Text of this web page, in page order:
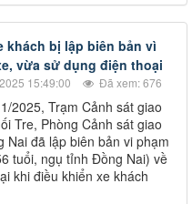
khách bị lập biên bản vì
vừa sử dụng điện thoại
15:49:00 Đã xem: 676
2025, Trạm Cảnh sát giao
Tre, Phòng Cảnh sát giao
đã lập biên bản vi phạm
tuổi, ngụ tỉnh Đồng Nai) về
khi điều khiển xe khách